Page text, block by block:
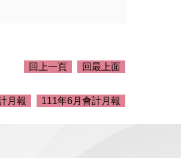
回上一頁 回最上面
月報 111年6月會計月報